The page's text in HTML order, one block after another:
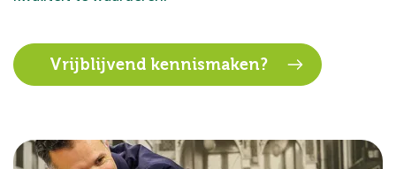
Vrijblijvend kennismaken?